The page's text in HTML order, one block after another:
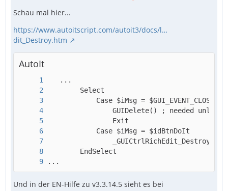
Schau mal hier...
https://www.autoitscript.com/autoit3/docs/l…
dit_Destroy.htm
AutoIt
...
Und in der EN-Hilfe zu v3.3.14.5 sieht es bei